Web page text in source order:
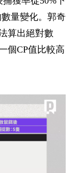
量變化。郭奇
算出絕對數
個CP值比較高